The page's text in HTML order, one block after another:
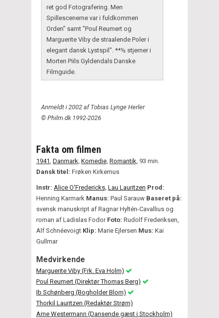
ret god Fotografering. Men
Spillescenerne var i fuldkommen
Orden" samt "Poul Reumert og
Marguerite Viby de straalende Poler i
elegant dansk Lystspil". **½ stjerner i
Morten Piils Gyldendals Danske
Filmguide.
Anmeldt i 2002 af Tobias Lynge Herler
© Philm.dk 1992-2026
Fakta om filmen
1941 Danmark, Komedie, Romantik, 93 min.
Dansk titel: Frøken Kirkemus
Instr: Alice O'Fredericks, Lau Lauritzen Prod:
Henning Karmark Manus: Paul Sarauw Baseret på:
svensk manuskript af Ragnar Hyltén-Cavallius og
roman af Ladislas Fodor Foto: Rudolf Frederiksen,
Alf Schnéevoigt Klip: Marie Ejlersen Mus: Kai
Gullmar
Medvirkende
Marguerite Viby (Frk. Eva Holm)
Poul Reumert (Direktør Thomas Berg)
Ib Schønberg (Bogholder Blom)
Thorkil Lauritzen (Redaktør Strøm)
Arne Westermann (Dansende gæst i Stockholm)